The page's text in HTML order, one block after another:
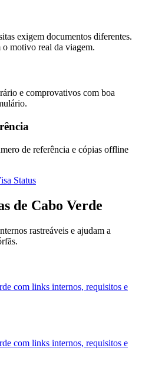
exigem documentos diferentes.
motivo real da viagem.
e comprovativos com boa
de referência e cópias offline
Status
de Cabo Verde
rastreáveis e ajudam a
com links internos, requisitos e
com links internos, requisitos e